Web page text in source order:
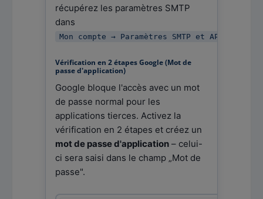
récupérez les paramètres SMTP
dans
Mon compte → Paramètres SMTP et API
Vérification en 2 étapes Google (Mot de
passe d'application)
Google bloque l'accès avec un mot
de passe normal pour les
applications tierces. Activez la
vérification en 2 étapes et créez un
mot de passe d'application – celui-
ci sera saisi dans le champ „Mot de
passe".